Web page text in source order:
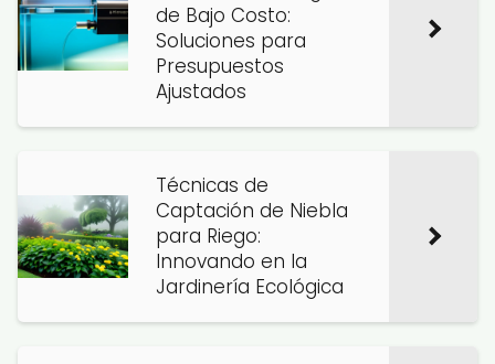
de Bajo Costo:
Soluciones para
Presupuestos
Ajustados
Técnicas de
Captación de Niebla
para Riego:
Innovando en la
Jardinería Ecológica